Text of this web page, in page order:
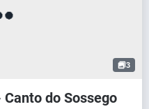
3
do Sossego